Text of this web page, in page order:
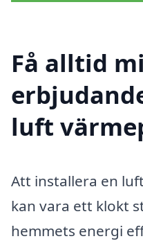
Få alltid
luft
Att installera en
kan vara ett klokt
hemmets energi